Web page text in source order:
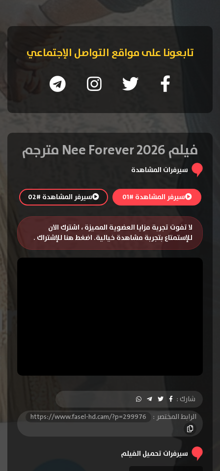
تابعونا على مواقع التواصل الإجتماعي
فيلم Nee Forever 2026 مترجم
سيرفرات المشاهدة
سيرفر المشاهدة #01 سيرفر المشاهدة #02
لا تفوت تجربة مزايا العضوية المميزة ، اشترك الان
للإستمتاع بتجربة مشاهدة خيالية. اضغط هنا للإشتراك .
شارك :
الرابط المختصر :
https://www.fasel-hd.cam/?p=299976
سيرفرات تحميل الفيلم